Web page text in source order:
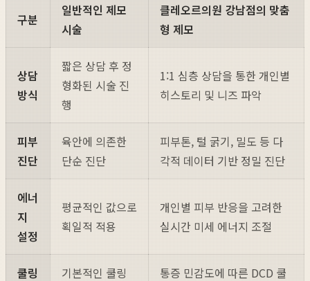
구분
일반적인 제모
시술
클레오르의원 강남점의 맞춤
형 제모
상담
방식
짧은 상담 후 정
형화된 시술 진
행
1:1 심층 상담을 통한 개인별
히스토리 및 니즈 파악
피부
진단
육안에 의존한
단순 진단
피부톤, 털 굵기, 밀도 등 다
각적 데이터 기반 정밀 진단
에너
지
설정
평균적인 값으로
획일적 적용
개인별 피부 반응을 고려한
실시간 미세 에너지 조절
쿨링
기본적인 쿨링
통증 민감도에 따른 DCD 쿨